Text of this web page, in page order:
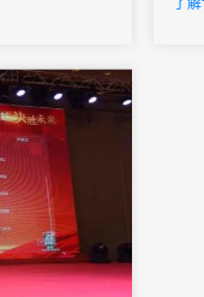
会
了